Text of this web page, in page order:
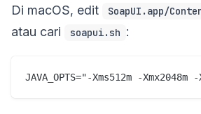
Di macOS, edit SoapUI.app/
atau cari soapui.sh :